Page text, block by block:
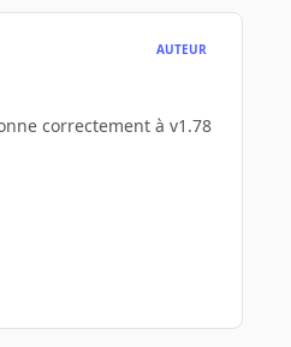
AUTEUR
correctement à v1.78